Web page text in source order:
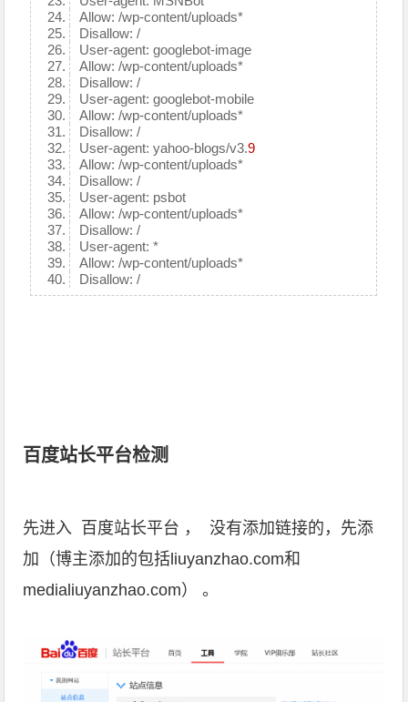
Allow: /wp-content/uploads*
Disallow: /
User-agent: googlebot-image
Allow: /wp-content/uploads*
Disallow: /
User-agent: googlebot-mobile
Allow: /wp-content/uploads*
Disallow: /
User-agent: yahoo-blogs/v3.9
Allow: /wp-content/uploads*
Disallow: /
User-agent: psbot
Allow: /wp-content/uploads*
Disallow: /
User-agent: *
Allow: /wp-content/uploads*
Disallow: /
百度站长平台检测
先进入 百度站长平台 ， 没有添加链接的，先添
加（博主添加的包括liuyanzhao.com和
medialiuyanzhao.com） 。